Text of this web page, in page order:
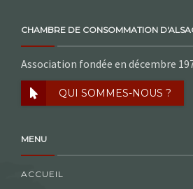
CHAMBRE DE CONSOMMATION
Association fondée en décembre
QUI SOMMES-NOUS ?
MENU
ACCUEIL